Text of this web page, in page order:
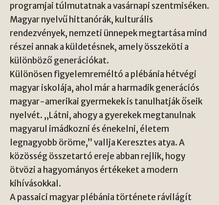
programjai túlmutatnak a vasárnapi szentmiséken.
Magyar nyelvű hittanórák, kulturális
rendezvények, nemzeti ünnepek megtartása mind
részei annak a küldetésnek, amely összeköti a
különböző generációkat.
Különösen figyelemreméltó a plébánia hétvégi
magyar iskolája, ahol már a harmadik generációs
magyar-amerikai gyermekek is tanulhatják őseik
nyelvét. „Látni, ahogy a gyerekek megtanulnak
magyarul imádkozni és énekelni, életem
legnagyobb öröme,” vallja Keresztes atya. A
közösség összetartó ereje abban rejlik, hogy
ötvözi a hagyományos értékeket a modern
kihívásokkal.
A passaici magyar plébánia története rávilágít